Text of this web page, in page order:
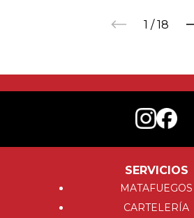
1 / 18
SERVICIOS
MATAFUEGOS
CARTELERÍA